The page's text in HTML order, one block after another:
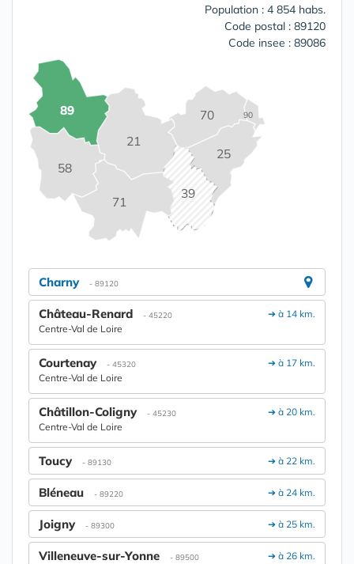
Population : 4 854 habs.
Code postal : 89120
Code insee : 89086
21
25
39
58
70
71
89 90
Charny - 89120
➔ à 14 km.
Château-Renard - 45220
Centre-Val de Loire
➔ à 17 km.
Courtenay - 45320
Centre-Val de Loire
➔ à 20 km.
Châtillon-Coligny - 45230
Centre-Val de Loire
➔ à 22 km.
Toucy - 89130
➔ à 24 km.
Bléneau - 89220
➔ à 25 km.
Joigny - 89300
➔ à 26 km.
Villeneuve-sur-Yonne - 89500